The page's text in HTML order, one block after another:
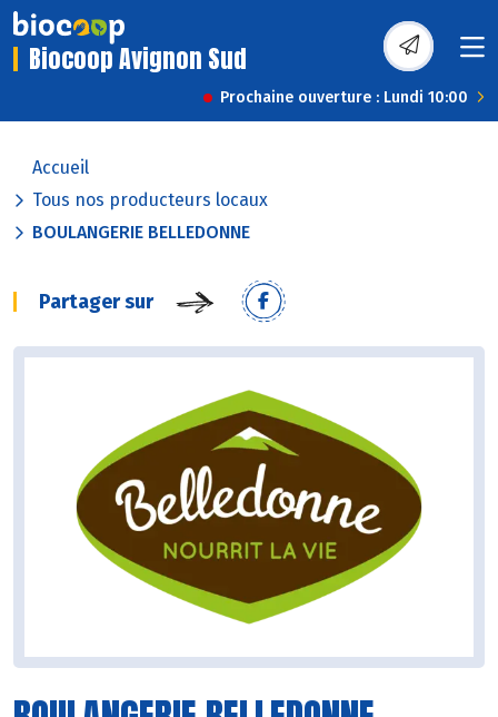
Biocoop Avignon Sud
Prochaine ouverture : Lundi 10:00
Accueil
Tous nos producteurs locaux
BOULANGERIE BELLEDONNE
Partager sur